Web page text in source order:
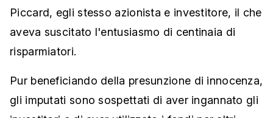
Piccard, egli stesso azionista e investitore, il che
aveva suscitato l'entusiasmo di centinaia di
risparmiatori.
Pur beneficiando della presunzione di innocenza,
gli imputati sono sospettati di aver ingannato gli